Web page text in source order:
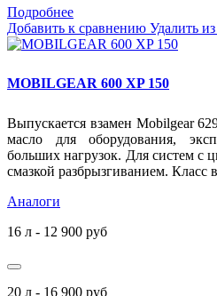
Подробнее
Добавить к сравнению Удалить
MOBILGEAR 600 XP 150
Выпускается взамен Mobilgear
масло для оборудования,
больших нагрузок. Для систем с
смазкой разбрызгиванием. Класс
Аналоги
16 л - 12 900 руб
20 л - 16 900 руб